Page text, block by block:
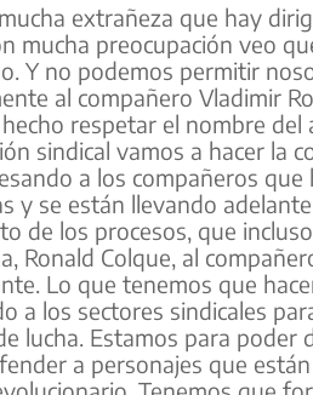
extrañeza que hay
mucha preocupación veo
Y no podemos permitir
al compañero Vladimir
respetar el nombre
sindical vamos a hacer la
a los compañeros
y se están llevando
de los procesos, que
Ronald Colque, al
Lo que tenemos que
a los sectores sindicales
lucha. Estamos para
a personajes que